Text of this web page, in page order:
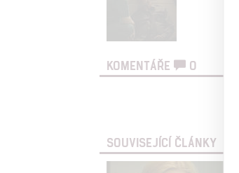
KOMENTÁŘE 0
SOUVISEJÍCÍ ČLÁNKY